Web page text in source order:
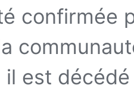
confirmée
il est